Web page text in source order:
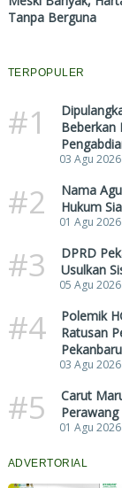
Tanpa Berguna
TERPOPULER
#1
Beberkan
03 Agu 2026
#2
Nama
Hukum
01 Agu 2026
#3
DPRD
Usulkan
05 Agu 2026
#4
Polemik
Ratusan
Pekanbaru
03 Agu 2026
#5
Carut
01 Agu 2026
ADVERTORIAL